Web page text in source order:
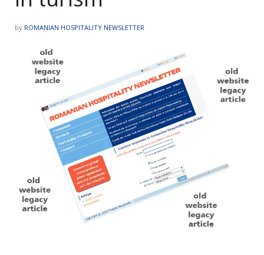
by ROMANIAN HOSPITALITY NEWSLETTER